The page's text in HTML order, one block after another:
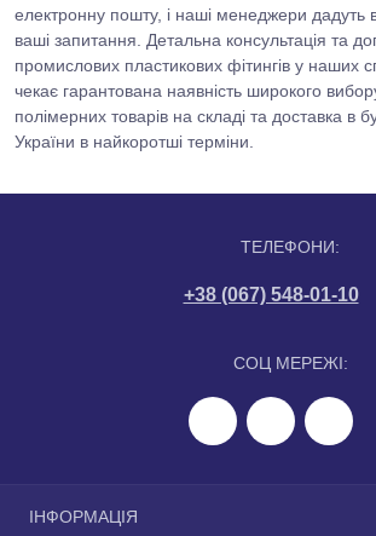
електронну пошту, і наші менеджери дадуть
ваші запитання. Детальна консультація та
промислових пластикових фітингів у наших
чекає гарантована наявність широкого
полімерних товарів на складі та доставка в
України в найкоротші терміни.
ТЕЛЕФОНИ:
+38 (067) 548-01-10
СОЦ МЕРЕЖІ:
ІНФОРМАЦІЯ